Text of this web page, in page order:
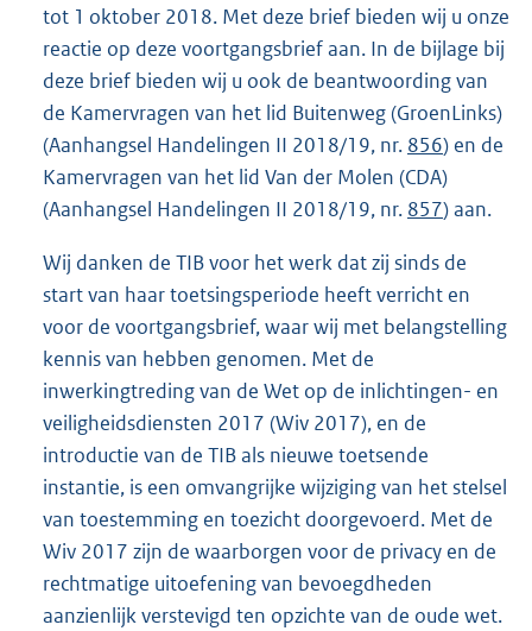
tot 1 oktober 2018. Met deze brief bieden wij u onze
reactie op deze voortgangsbrief aan. In de bijlage bij
deze brief bieden wij u ook de beantwoording van
de Kamervragen van het lid Buitenweg (GroenLinks)
(Aanhangsel Handelingen II 2018/19, nr. 856) en de
Kamervragen van het lid Van der Molen (CDA)
(Aanhangsel Handelingen II 2018/19, nr. 857) aan.
Wij danken de TIB voor het werk dat zij sinds de
start van haar toetsingsperiode heeft verricht en
voor de voortgangsbrief, waar wij met belangstelling
kennis van hebben genomen. Met de
inwerkingtreding van de Wet op de inlichtingen- en
veiligheidsdiensten 2017 (Wiv 2017), en de
introductie van de TIB als nieuwe toetsende
instantie, is een omvangrijke wijziging van het stelsel
van toestemming en toezicht doorgevoerd. Met de
Wiv 2017 zijn de waarborgen voor de privacy en de
rechtmatige uitoefening van bevoegdheden
aanzienlijk verstevigd ten opzichte van de oude wet.